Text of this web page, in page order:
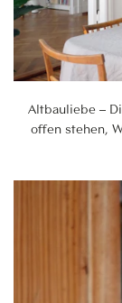
Altbauliebe –
offen stehen,